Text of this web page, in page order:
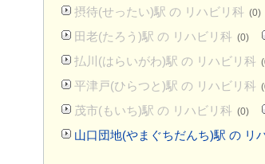
摂待(せったい)駅 の リハビリ科 (0)
田老(たろう)駅 の リハビリ科 (0)
払川(はらいがわ)駅 の リハビリ科
平津戸(ひらつと)駅 の リハビリ科
茂市(もいち)駅 の リハビリ科 (0)
山口団地(やまぐちだんち)駅 の リ